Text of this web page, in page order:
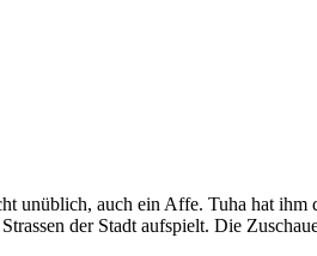
auch ein Affe. Tuha hat
der Stadt aufspielt. Die